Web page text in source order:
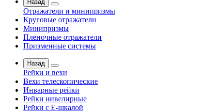
Назад
Отражатели и минипризмы
Круговые отражатели
Минипризмы
Пленочные отражатели
Призменные системы
Назад
Рейки и вехи
Вехи телескопические
Инварные рейки
Рейки нивелирные
Рейки с Е-шкалой